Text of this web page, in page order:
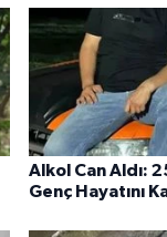
Alkol Can Aldı:
Genç Hayatını